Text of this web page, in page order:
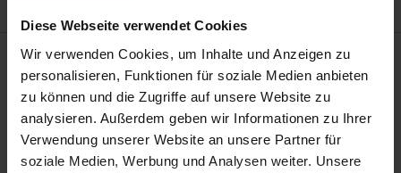
Diese Webseite verwendet Cookies
Wir verwenden Cookies, um Inhalte und Anzeigen zu
personalisieren, Funktionen für soziale Medien anbieten
zu können und die Zugriffe auf unsere Website zu
analysieren. Außerdem geben wir Informationen zu Ihrer
Verwendung unserer Website an unsere Partner für
soziale Medien, Werbung und Analysen weiter. Unsere
Bibliografische Angaben
Auflage
1